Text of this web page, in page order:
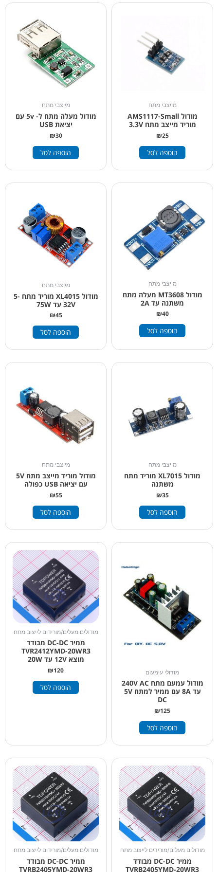
מייצבי מתח
מודול AMS1117-Small
מוריד מייצב מתח 3.3V
₪25
הוספה לסל
מייצבי מתח
מודול מעלה מתח ל- 5v עם
יציאת USB
₪30
הוספה לסל
מייצבי מתח
מודול MT3608 מעלה מתח
משתנה עד 2A
₪40
הוספה לסל
מייצבי מתח
מודול XL4015 מוריד מתח 5-
32V עד 75W
₪45
הוספה לסל
מייצבי מתח
מודול XL7015 מוריד מתח
משתנה
₪35
הוספה לסל
מייצבי מתח
מודול מוריד מייצב מתח 5V
עם יציאה USB כפולה
₪55
הוספה לסל
מודולי עימעום
מודול עמעם מתח 240V AC
עד 8A עם ממיר למתח 5V
DC
₪125
הוספה לסל
מודולים מעלים/מורידים לייצוב מתח
ממיר DC-DC מבודד
TVR2412YMD-20WR3
מוצא 12V עד 20W
₪120
הוספה לסל
מודולים מעלים/מורידים לייצוב מתח
ממיר DC-DC מבודד
TVRB2405YMD-20WR3
מודולים מעלים/מורידים לייצוב מתח
ממיר DC-DC מבודד
TVRB2405YMD-20WR3